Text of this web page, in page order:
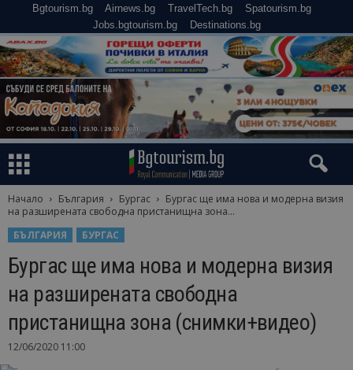
Bgtourism.bg Airnews.bg TravelTech.bg
Spatourism.bg
Jobs.bgtourism.bg
Destinations.bg
Начало България Бургас
Бургас ще има нова и модерна визия
на разширената свободна пристанищна зона...
БЪЛГАРИЯ
БУРГАС
Бургас ще има нова и модерна визия
на разширената свободна
пристанищна зона (снимки+видео)
12/06/2020 11:00